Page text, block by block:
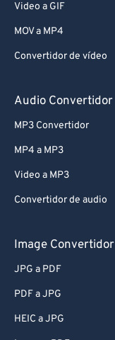
Video a GIF
MOV a MP4
Convertidor de vídeo
Audio Convertidor
MP3 Convertidor
MP4 a MP3
Video a MP3
Convertidor de audio
Image Convertidor
JPG a PDF
PDF a JPG
HEIC a JPG